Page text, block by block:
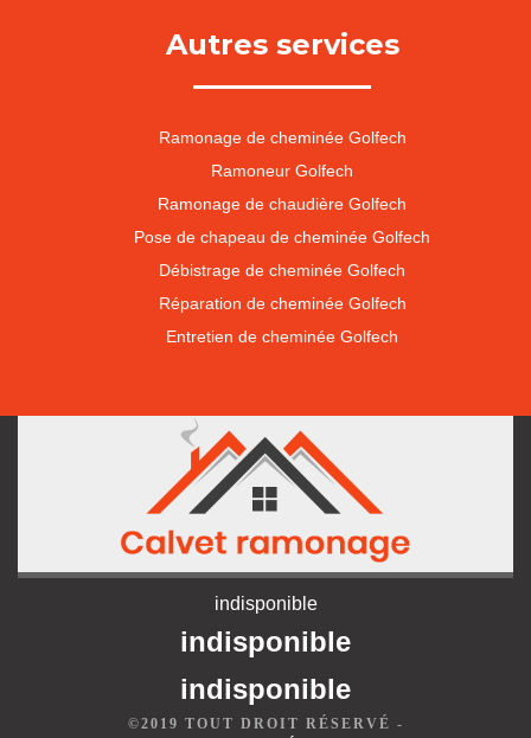
Autres services
Ramonage de cheminée Golfech
Ramoneur Golfech
Ramonage de chaudière Golfech
Pose de chapeau de cheminée Golfech
Débistrage de cheminée Golfech
Réparation de cheminée Golfech
Entretien de cheminée Golfech
indisponible
indisponible
indisponible
©2019 TOUT DROIT RÉSERVÉ -